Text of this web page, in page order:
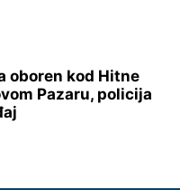
oboren kod Hitne
Pazaru, policija